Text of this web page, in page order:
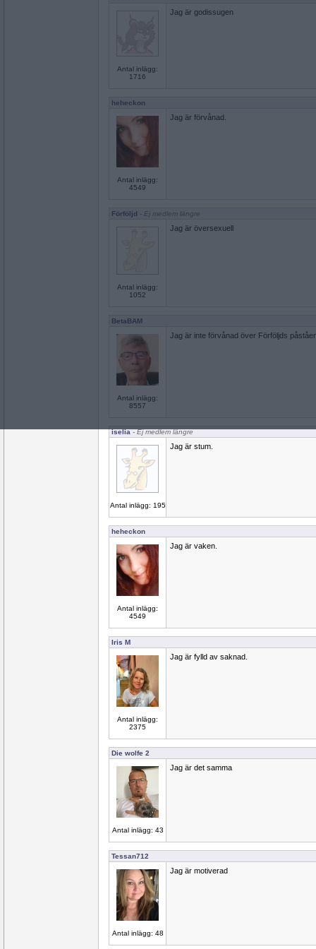
Antal inlägg:
1716
Jag är godissugen
heheckon
Antal inlägg:
4549
Jag är förvånad.
Förföljd - Ej medlem längre
Antal inlägg:
1052
Jag är översexuell
BetaBAM
Antal inlägg:
8557
Jag är inte förvånad över Förföljds
iselia- Ej medlem längre
Antal inlägg: 195
Jag är stum.
heheckon
Antal inlägg:
4549
Jag är vaken.
Iris M
Antal inlägg:
2375
Jag är fylld av saknad.
Die wolfe 2
Antal inlägg: 43
Jag är det samma
Tessan712
Antal inlägg: 48
Jag är motiverad